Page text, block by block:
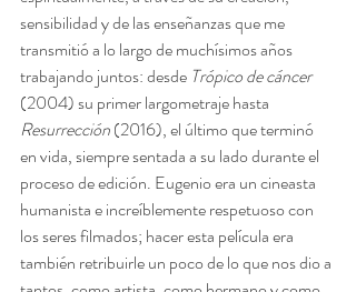
sensibilidad y de las enseñanzas que me
transmitió a lo largo de muchísimos años
trabajando juntos: desde Trópico de cáncer
(2004) su primer largometraje hasta
Resurrección (2016), el último que terminó
en vida, siempre sentada a su lado durante el
proceso de edición. Eugenio era un cineasta
humanista e increíblemente respetuoso con
los seres filmados; hacer esta película era
también retribuirle un poco de lo que nos dio a